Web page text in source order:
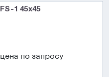
FS-1 45х45
цена по запросу